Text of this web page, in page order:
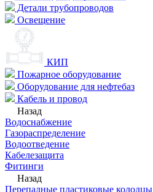
Детали трубопроводов
Освещение
КИП
Пожарное оборудование
Оборудование для нефтебаз
Кабель и провод
Назад
Водоснабжение
Газораспределение
Водоотведение
Кабелезащита
Фитинги
Назад
Перепадные пластиковые колодцы